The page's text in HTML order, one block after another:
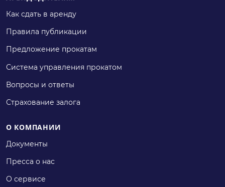
Как сдать в аренду
Правила публикации
Предложение прокатам
Система управления прокатом
Вопросы и ответы
Страхование залога
О КОМПАНИИ
Документы
Пресса о нас
О сервисе